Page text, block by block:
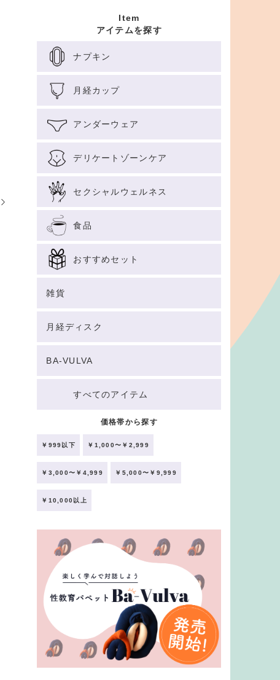
Item
アイテムを探す
ナプキン
月経カップ
アンダーウェア
デリケートゾーンケア
セクシャルウェルネス
食品
おすすめセット
雑貨
月経ディスク
BA-VULVA
すべてのアイテム
価格帯から探す
￥999以下 ￥1,000〜￥2,999
￥3,000〜￥4,999 ￥5,000〜￥9,999
￥10,000以上